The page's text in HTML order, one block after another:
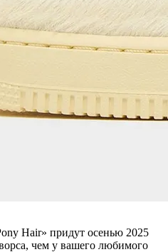
Hair» придут осенью 2025
чем у вашего любимого